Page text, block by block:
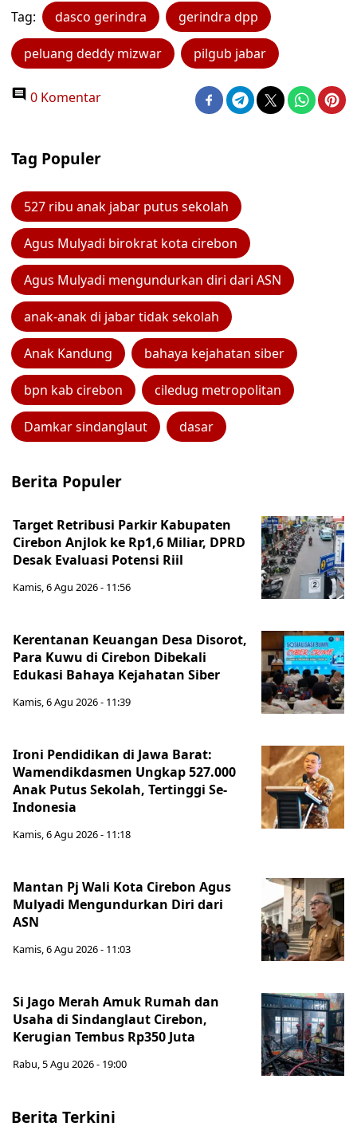
Tag: dasco gerindra gerindra dpp
peluang deddy mizwar pilgub jabar
0 Komentar
Tag Populer
527 ribu anak jabar putus sekolah
Agus Mulyadi birokrat kota cirebon
Agus Mulyadi mengundurkan diri dari ASN
anak-anak di jabar tidak sekolah
Anak Kandung bahaya kejahatan siber
bpn kab cirebon ciledug metropolitan
Damkar sindanglaut dasar
Berita Populer
Target Retribusi Parkir Kabupaten
Cirebon Anjlok ke Rp1,6 Miliar, DPRD
Desak Evaluasi Potensi Riil
Kamis, 6 Agu 2026 - 11:56
Kerentanan Keuangan Desa Disorot,
Para Kuwu di Cirebon Dibekali
Edukasi Bahaya Kejahatan Siber
Kamis, 6 Agu 2026 - 11:39
Ironi Pendidikan di Jawa Barat:
Wamendikdasmen Ungkap 527.000
Anak Putus Sekolah, Tertinggi Se-
Indonesia
Kamis, 6 Agu 2026 - 11:18
Mantan Pj Wali Kota Cirebon Agus
Mulyadi Mengundurkan Diri dari
ASN
Kamis, 6 Agu 2026 - 11:03
Si Jago Merah Amuk Rumah dan
Usaha di Sindanglaut Cirebon,
Kerugian Tembus Rp350 Juta
Rabu, 5 Agu 2026 - 19:00
Berita Terkini